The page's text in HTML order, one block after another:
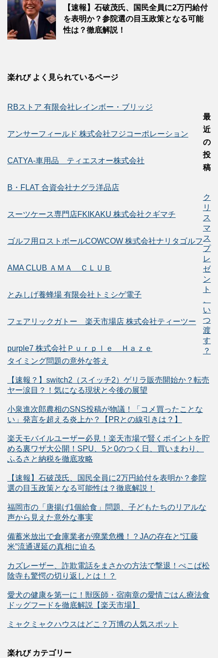
【速報】石破茂氏、国民全員に2万円給付
を表明か？参院選の目玉政策となる可能
性は？徹底解説！
楽れび よく見られているページ
RBストア 有限会社レインボー・ブリッジ
アンサーフィールド 株式会社フジコーポレーション
CATYA-車用品 ティエスオー株式会社
B・FLAT 合資会社ナグラ洋品店
スーツケース専門店FKIKAKU 株式会社クギマチ
ゴルフ用ロストボールCOWCOW 株式会社ナリタゴルフ
AMA CLUB ＡＭＡ ＣＬＵＢ
とみしげ養蜂場 有限会社トミシゲ電子
フェアリックガトー 楽天市場店 株式会社ティーツー
purple7 株式会社Ｐｕｒｐｌｅ Ｈａｚｅ
最
近
の
投
稿
ク
リ
ス
マ
ス
プ
レ
ゼ
ン
ト
い
つ
渡
す
？
タイミング問題の意外な答え
【速報？】switch2（スイッチ2）ゲリラ販売開始か？転売
ヤー涙目？！気になる現状と今後の展望
小泉進次郎農相のSNS投稿が物議！「コメ買ったことな
い」発言を超える炎上か？【PRとの線引きは？】
楽天モバイルユーザー必見！楽天市場で賢くポイントを貯
める裏ワザ大公開！SPU、5と0のつく日、買いまわり、
ふるさと納税を徹底攻略
【速報】石破茂氏、国民全員に2万円給付を表明か？参院
選の目玉政策となる可能性は？徹底解説！
福岡市の「唐揚げ1個給食」問題、子どもたちのリアルな
声から見えた意外な事実
備蓄米放出で倉庫業者が廃業危機！？JAの存在と“江藤
米”流通遅延の真相に迫る
カズレーザー、詐欺電話をまさかの方法で撃退！ぺこぱ松
陰寺も驚愕の切り返しとは！？
愛犬の健康を第一に！獣医師・宿南章の愛情ごはん療法食
ドッグフードを徹底解説【楽天市場】
ミャクミャクハウスはどこ？万博の人気スポット
楽れび カテゴリー